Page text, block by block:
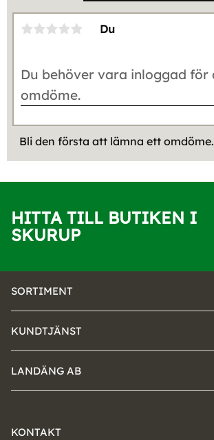
Du
Bli den första att lämna ett omdöme.
HITTA TILL BUTIKEN I
SKURUP
SORTIMENT
KUNDTJÄNST
LANDÄNG AB
KONTAKT